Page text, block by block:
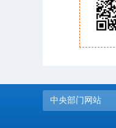
中央部门网站